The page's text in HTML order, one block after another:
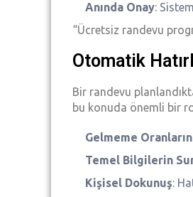
Anında Onay:
“Ücretsiz randevu
Otomatik
Bir randevu
bu konuda önemli bir
Gelmeme
Temel Bilgilerin
Kişisel Dokunuş: